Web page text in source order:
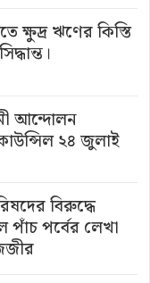
ক্ষুদ্র ঋণের কিস্তি
আন্দোলন
২৪ জুলাই
বিরুদ্ধে
পাঁচ পর্বের লেখা